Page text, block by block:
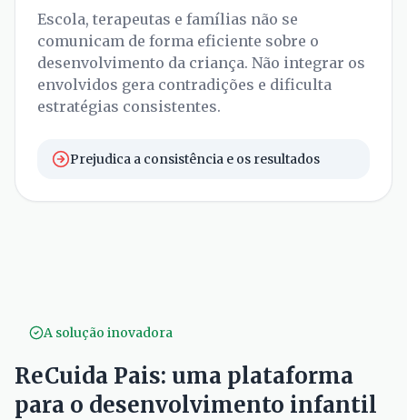
Escola, terapeutas e famílias não se
comunicam de forma eficiente sobre o
desenvolvimento da criança. Não integrar os
envolvidos gera contradições e dificulta
estratégias consistentes.
Prejudica a consistência e os resultados
A solução inovadora
ReCuida Pais: uma plataforma
para o desenvolvimento infantil